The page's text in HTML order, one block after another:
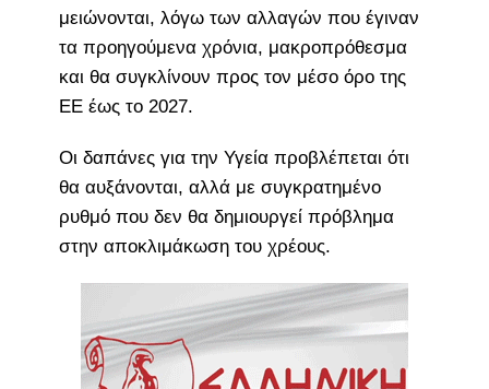
μειώνονται, λόγω των αλλαγών που έγιναν
τα προηγούμενα χρόνια, μακροπρόθεσμα
και θα συγκλίνουν προς τον μέσο όρο της
ΕΕ έως το 2027.
Οι δαπάνες για την Υγεία προβλέπεται ότι
θα αυξάνονται, αλλά με συγκρατημένο
ρυθμό που δεν θα δημιουργεί πρόβλημα
στην αποκλιμάκωση του χρέους.